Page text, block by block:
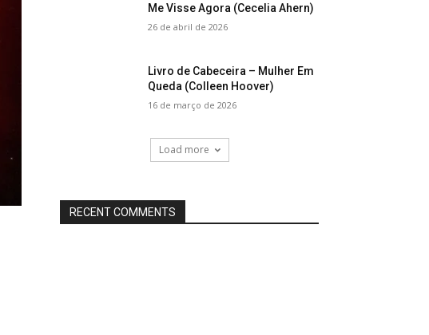
Me Visse Agora (Cecelia Ahern)
26 de abril de 2026
Livro de Cabeceira – Mulher Em
Queda (Colleen Hoover)
16 de março de 2026
Load more
RECENT COMMENTS